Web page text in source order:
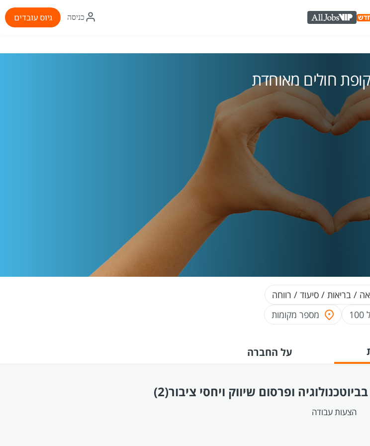
AllJobs VIP
איקון
התחברות
כניסה גיוס עובדים
חולים מאוחדת
/ בריאות / סיעוד / רווחה
מספר מקומות
על החברה
ופרסום שיווק ויחסי ציבור(2)
הצעות עבודה